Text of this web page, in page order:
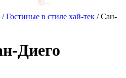
/Гостиные в стиле хай-тек / Сан-
Диего